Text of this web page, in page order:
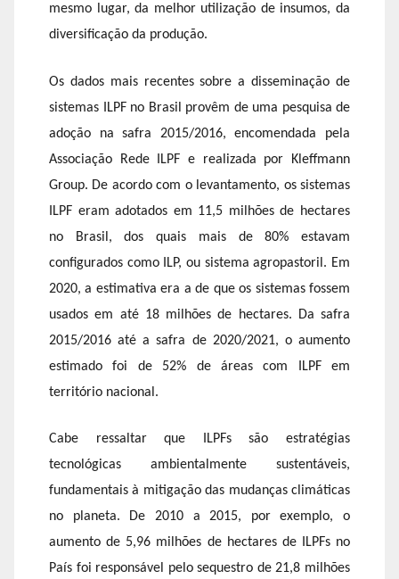
mesmo lugar, da melhor utilização de insumos, da
diversificação da produção.
Os dados mais recentes sobre a disseminação de
sistemas ILPF no Brasil provêm de uma pesquisa de
adoção na safra 2015/2016, encomendada pela
Associação Rede ILPF e realizada por Kleffmann
Group. De acordo com o levantamento, os sistemas
ILPF eram adotados em 11,5 milhões de hectares
no Brasil, dos quais mais de 80% estavam
configurados como ILP, ou sistema agropastoril. Em
2020, a estimativa era a de que os sistemas fossem
usados em até 18 milhões de hectares. Da safra
2015/2016 até a safra de 2020/2021, o aumento
estimado foi de 52% de áreas com ILPF em
território nacional.
Cabe ressaltar que ILPFs são estratégias
tecnológicas ambientalmente sustentáveis,
fundamentais à mitigação das mudanças climáticas
no planeta. De 2010 a 2015, por exemplo, o
aumento de 5,96 milhões de hectares de ILPFs no
País foi responsável pelo sequestro de 21,8 milhões